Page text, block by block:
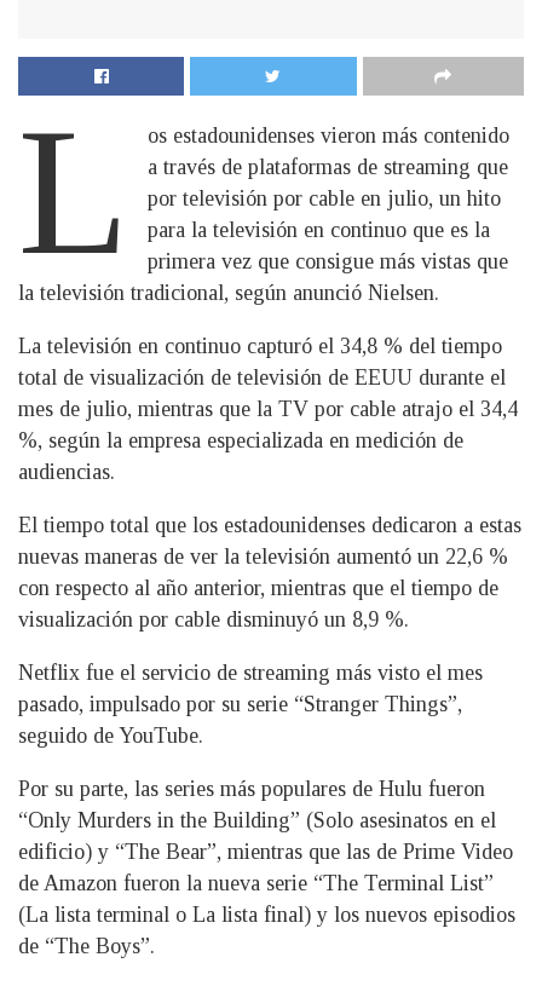
L
os estadounidenses vieron más contenido
a través de plataformas de streaming que
por televisión por cable en julio, un hito
para la televisión en continuo que es la
primera vez que consigue más vistas que
la televisión tradicional, según anunció Nielsen.
La televisión en continuo capturó el 34,8 % del tiempo
total de visualización de televisión de EEUU durante el
mes de julio, mientras que la TV por cable atrajo el 34,4
%, según la empresa especializada en medición de
audiencias.
El tiempo total que los estadounidenses dedicaron a estas
nuevas maneras de ver la televisión aumentó un 22,6 %
con respecto al año anterior, mientras que el tiempo de
visualización por cable disminuyó un 8,9 %.
Netflix fue el servicio de streaming más visto el mes
pasado, impulsado por su serie “Stranger Things”,
seguido de YouTube.
Por su parte, las series más populares de Hulu fueron
“Only Murders in the Building” (Solo asesinatos en el
edificio) y “The Bear”, mientras que las de Prime Video
de Amazon fueron la nueva serie “The Terminal List”
(La lista terminal o La lista final) y los nuevos episodios
de “The Boys”.